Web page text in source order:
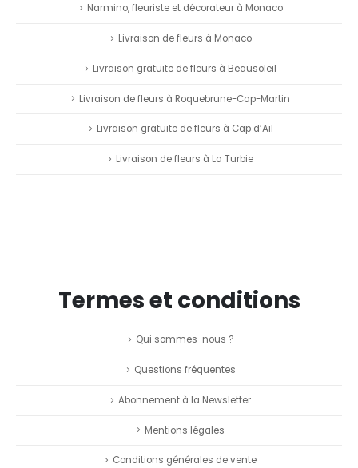
Narmino, fleuriste et décorateur à Monaco
Livraison de fleurs à Monaco
Livraison gratuite de fleurs à Beausoleil
Livraison de fleurs à Roquebrune-Cap-Martin
Livraison gratuite de fleurs à Cap d’Ail
Livraison de fleurs à La Turbie
Termes et conditions
Qui sommes-nous ?
Questions fréquentes
Abonnement à la Newsletter
Mentions légales
Conditions générales de vente